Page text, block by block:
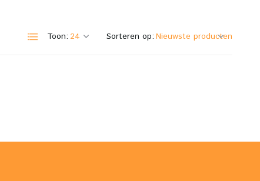
Toon: Sorteren op: